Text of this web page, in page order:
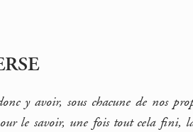
y avoir, sous chacune de nos
le savoir, une fois tout cela fini,